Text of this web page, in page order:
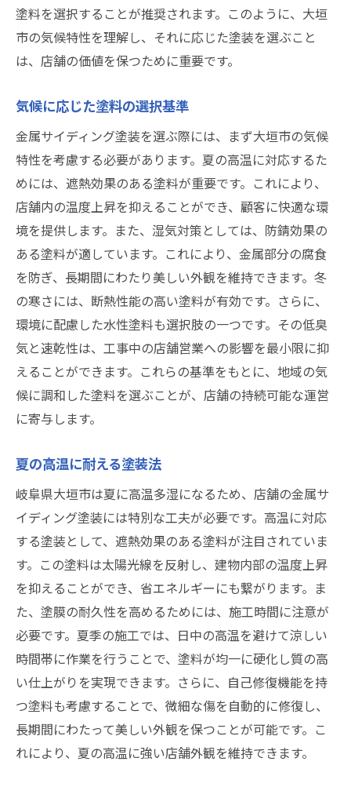
塗料を選択することが推奨されます。このように、大垣
市の気候特性を理解し、それに応じた塗装を選ぶこと
は、店舗の価値を保つために重要です。
気候に応じた塗料の選択基準
金属サイディング塗装を選ぶ際には、まず大垣市の気候
特性を考慮する必要があります。夏の高温に対応するた
めには、遮熱効果のある塗料が重要です。これにより、
店舗内の温度上昇を抑えることができ、顧客に快適な環
境を提供します。また、湿気対策としては、防錆効果の
ある塗料が適しています。これにより、金属部分の腐食
を防ぎ、長期間にわたり美しい外観を維持できます。冬
の寒さには、断熱性能の高い塗料が有効です。さらに、
環境に配慮した水性塗料も選択肢の一つです。その低臭
気と速乾性は、工事中の店舗営業への影響を最小限に抑
えることができます。これらの基準をもとに、地域の気
候に調和した塗料を選ぶことが、店舗の持続可能な運営
に寄与します。
夏の高温に耐える塗装法
岐阜県大垣市は夏に高温多湿になるため、店舗の金属サ
イディング塗装には特別な工夫が必要です。高温に対応
する塗装として、遮熱効果のある塗料が注目されていま
す。この塗料は太陽光線を反射し、建物内部の温度上昇
を抑えることができ、省エネルギーにも繋がります。ま
た、塗膜の耐久性を高めるためには、施工時間に注意が
必要です。夏季の施工では、日中の高温を避けて涼しい
時間帯に作業を行うことで、塗料が均一に硬化し質の高
い仕上がりを実現できます。さらに、自己修復機能を持
つ塗料も考慮することで、微細な傷を自動的に修復し、
長期間にわたって美しい外観を保つことが可能です。こ
れにより、夏の高温に強い店舗外観を維持できます。